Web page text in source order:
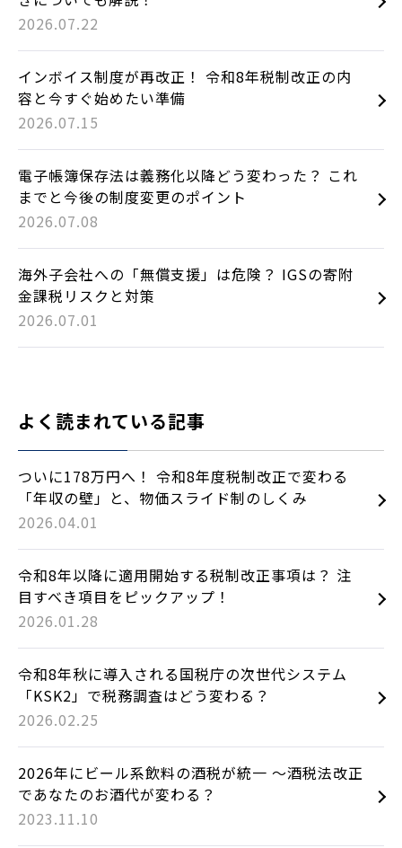
2026.07.22
インボイス制度が再改正！ 令和8年税制改正の内
容と今すぐ始めたい準備
2026.07.15
電子帳簿保存法は義務化以降どう変わった？ これ
までと今後の制度変更のポイント
2026.07.08
海外子会社への「無償支援」は危険？ IGSの寄附
金課税リスクと対策
2026.07.01
よく読まれている記事
ついに178万円へ！ 令和8年度税制改正で変わる
「年収の壁」と、物価スライド制のしくみ
2026.04.01
令和8年以降に適用開始する税制改正事項は？ 注
目すべき項目をピックアップ！
2026.01.28
令和8年秋に導入される国税庁の次世代システム
「KSK2」で税務調査はどう変わる？
2026.02.25
2026年にビール系飲料の酒税が統一 ～酒税法改正
であなたのお酒代が変わる？
2023.11.10